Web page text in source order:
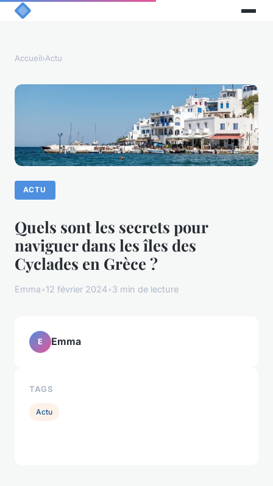
Accueil›Actu
ACTU
Quels sont les secrets pour
naviguer dans les îles des
Cyclades en Grèce ?
Emma•12 février 2024•3 min de lecture
E Emma
TAGS
Actu